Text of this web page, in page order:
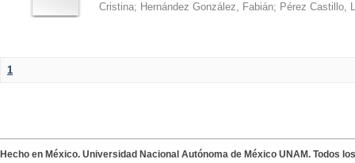
Cristina; Hernández González, Fabián; Pérez Castillo,
1
Hecho en México. Universidad Nacional Autónoma de México UNAM. Todos